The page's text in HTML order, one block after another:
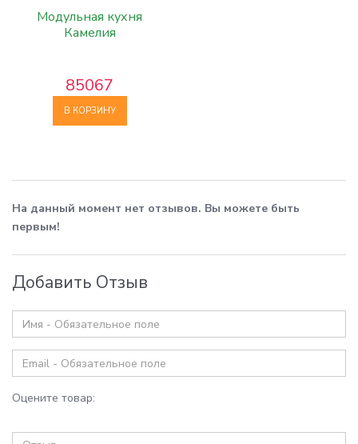
Модульная кухня
Камелия
85067
В КОРЗИНУ
На данный момент нет отзывов. Вы можете быть
первым!
Добавить Отзыв
Оцените товар: